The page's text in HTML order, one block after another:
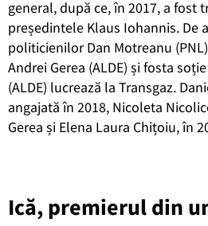
general, după ce, în 2017, a fost
președintele Klaus Iohannis. De
politicienilor Dan Motreanu
Andrei Gerea (ALDE) și fosta
(ALDE) lucrează la Transgaz.
angajată în 2018, Nicoleta
Gerea și Elena Laura Chițoiu, în
Ică, premierul din